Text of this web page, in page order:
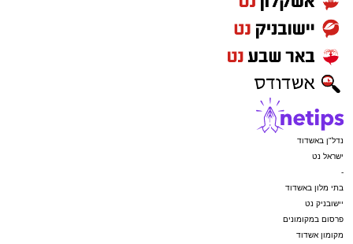
נדל"ן באשדוד
ישראל נט
-
בתי מלון באשדוד
יישובניק נט
פרסום במקומונים
מקומון אשדוד